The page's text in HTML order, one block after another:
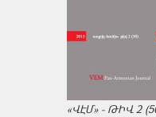
«ՎԷՄ» - ԹԻՎ 2